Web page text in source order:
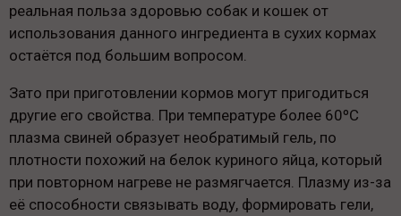
реальная польза здоровью собак и кошек от
использования данного ингредиента в сухих кормах
остаётся под большим вопросом.
Зато при приготовлении кормов могут пригодиться
другие его свойства. При температуре более 60ºС
плазма свиней образует необратимый гель, по
плотности похожий на белок куриного яйца, который
при повторном нагреве не размягчается. Плазму из-за
её способности связывать воду, формировать гели,